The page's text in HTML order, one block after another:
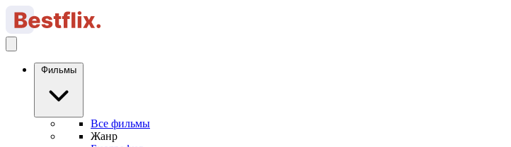
Фильмы
Все фильмы
Жанр